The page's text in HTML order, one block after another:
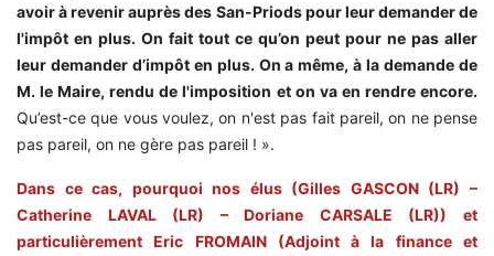
avoir à revenir auprès des San-Priods pour leur demander de
l'impôt en plus. On fait tout ce qu’on peut pour ne pas aller
leur demander d’impôt en plus. On a même, à la demande de
M. le Maire, rendu de l'imposition et on va en rendre encore.
Qu’est-ce que vous voulez, on n'est pas fait pareil, on ne pense
pas pareil, on ne gère pas pareil ! ».
Dans ce cas, pourquoi nos élus (Gilles GASCON (LR) –
Catherine LAVAL (LR) – Doriane CARSALE (LR)) et
particulièrement Eric FROMAIN (Adjoint à la finance et